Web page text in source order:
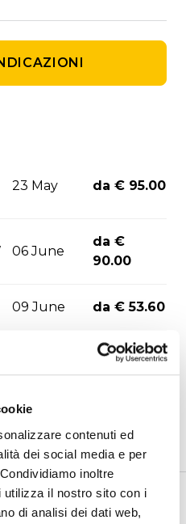
contenuti ed
dei social media e per
inoltre
utilizza il nostro sito con i
di analisi dei dati web,
23 May da € 95.00
06 June
da €
90.00
09 June da € 53.60
da € 95.00
13 June
da € 51.00
24 July da € 95.00
agenzie ufficiali di